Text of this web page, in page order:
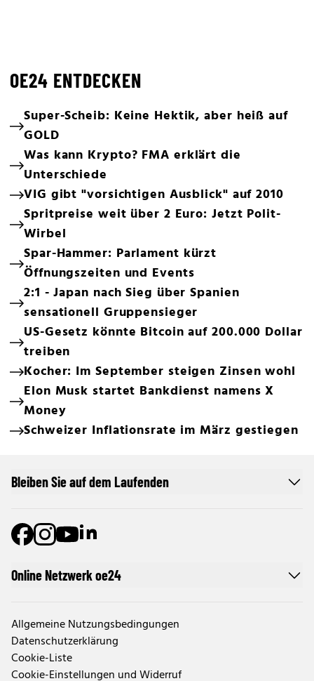
OE24 ENTDECKEN
Super-Scheib: Keine Hektik, aber heiß auf
GOLD
Was kann Krypto? FMA erklärt die
Unterschiede
VIG gibt "vorsichtigen Ausblick" auf 2010
Spritpreise weit über 2 Euro: Jetzt Polit-
Wirbel
Spar-Hammer: Parlament kürzt
Öffnungszeiten und Events
2:1 - Japan nach Sieg über Spanien
sensationell Gruppensieger
US-Gesetz könnte Bitcoin auf 200.000 Dollar
treiben
Kocher: Im September steigen Zinsen wohl
Elon Musk startet Bankdienst namens X
Money
Schweizer Inflationsrate im März gestiegen
Online Netzwerk oe24
Allgemeine Nutzungsbedingungen
Datenschutzerklärung
Cookie-Liste
Cookie-Einstellungen und Widerruf
Bleiben Sie auf dem Laufenden